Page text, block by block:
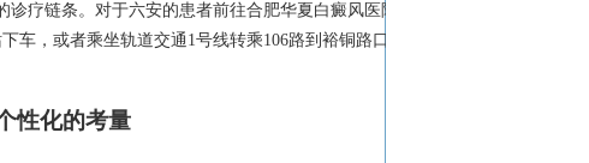
疗链条。对于六安的患者前往合肥华夏白癜风医院
车，或者乘坐轨道交通1号线转乘106路到裕铜路口
性化的考量